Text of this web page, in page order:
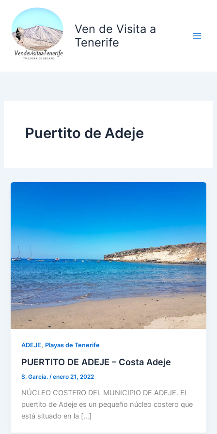
contenido
Ven de Visita a
Tenerife
Puertito de Adeje
ADEJE, Playas de Tenerife
PUERTITO DE ADEJE – Costa Adeje
S. García./enero 21, 2022
NÚCLEO COSTERO DEL MUNICIPIO DE ADEJE. El
puertito de Adeje es un pequeño núcleo costero que
está situado en la […]